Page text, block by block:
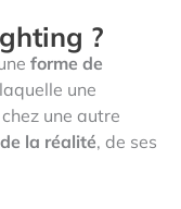
?
forme de
une
une autre
la réalité, de ses